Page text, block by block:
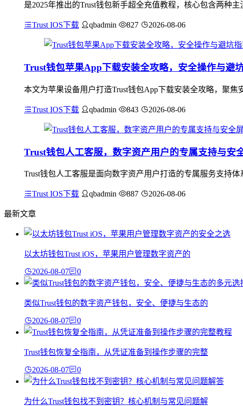
是2025年推出的Trust钱包新手超全充值教程，核心包含两种
Trust IOS下载 qbadmin 827 2026-08-06
Trust钱包苹果App下载安装全攻略，安全操作与避
本文为苹果设备用户打造Trust钱包App下载安装全攻略，聚
Trust IOS下载 qbadmin 843 2026-08-06
Trust钱包人工客服，数字资产用户的专属支持与安
Trust钱包人工客服是面向数字资产用户打造的专属服务支持
Trust IOS下载 qbadmin 887 2026-08-06
最新文章
以太坊钱包Trust iOS，苹果用户管理数字资产的
2026-08-07 0
类似Trust钱包的数字资产钱包，安全、便捷与生态的
2026-08-07 0
Trust钱包恢复全指南，从凭证准备到操作步骤的完整
2026-08-07 0
为什么Trust钱包找不到密钥？核心机制与常见问题解